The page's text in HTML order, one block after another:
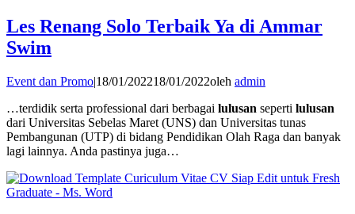
Les Renang Solo Terbaik Ya di Ammar
Swim
Event dan Promo|18/01/202218/01/2022oleh admin
…terdidik serta professional dari berbagai lulusan seperti lulusan
dari Universitas Sebelas Maret (UNS) dan Universitas tunas
Pembangunan (UTP) di bidang Pendidikan Olah Raga dan banyak
lagi lainnya. Anda pastinya juga…